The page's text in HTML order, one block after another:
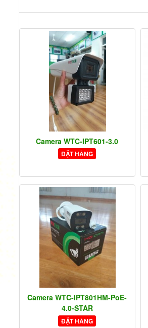
Camera WTC-IPT601-3.0
ĐẶT HÀNG
Camera WTC-IPT801HM-PoE-
4.0-STAR
ĐẶT HÀNG